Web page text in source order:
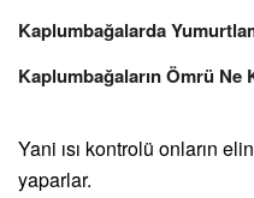
Kaplumbağalarda
Kaplumbağaların Ömrü Ne
Yani ısı kontrolü onların
yaparlar.